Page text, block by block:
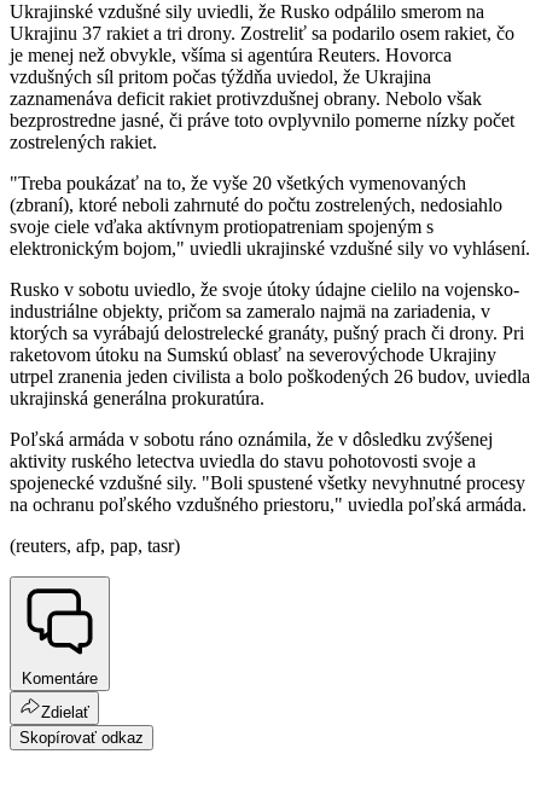
Ukrajinské vzdušné sily uviedli, že Rusko odpálilo smerom na
Ukrajinu 37 rakiet a tri drony. Zostreliť sa podarilo osem rakiet, čo
je menej než obvykle, všíma si agentúra Reuters. Hovorca
vzdušných síl pritom počas týždňa uviedol, že Ukrajina
zaznamenáva deficit rakiet protivzdušnej obrany. Nebolo však
bezprostredne jasné, či práve toto ovplyvnilo pomerne nízky počet
zostrelených rakiet.
"Treba poukázať na to, že vyše 20 všetkých vymenovaných
(zbraní), ktoré neboli zahrnuté do počtu zostrelených, nedosiahlo
svoje ciele vďaka aktívnym protiopatreniam spojeným s
elektronickým bojom," uviedli ukrajinské vzdušné sily vo vyhlásení.
Rusko v sobotu uviedlo, že svoje útoky údajne cielilo na vojensko-
industriálne objekty, pričom sa zameralo najmä na zariadenia, v
ktorých sa vyrábajú delostrelecké granáty, pušný prach či drony. Pri
raketovom útoku na Sumskú oblasť na severovýchode Ukrajiny
utrpel zranenia jeden civilista a bolo poškodených 26 budov, uviedla
ukrajinská generálna prokuratúra.
Poľská armáda v sobotu ráno oznámila, že v dôsledku zvýšenej
aktivity ruského letectva uviedla do stavu pohotovosti svoje a
spojenecké vzdušné sily. "Boli spustené všetky nevyhnutné procesy
na ochranu poľského vzdušného priestoru," uviedla poľská armáda.
(reuters, afp, pap, tasr)
Komentáre
Zdielať
Skopírovať odkaz